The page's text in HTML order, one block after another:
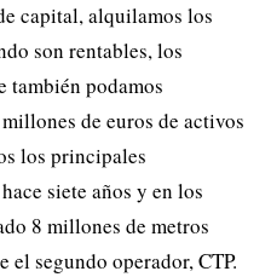
capital, alquilamos los
son rentables, los
también podamos
de euros de activos
los principales
siete años y en los
8 millones de metros
el segundo operador, CTP.